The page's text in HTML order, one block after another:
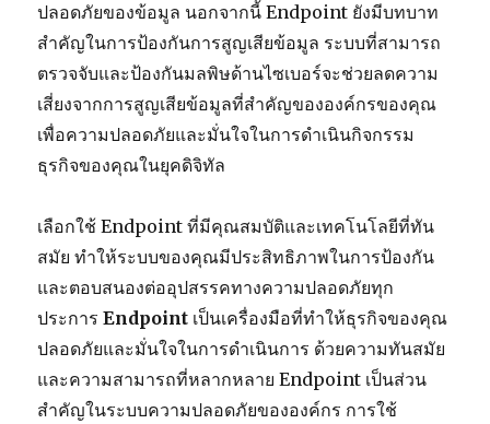
ปลอดภัยของข้อมูล นอกจากนี้ Endpoint ยังมีบทบาท
สำคัญในการป้องกันการสูญเสียข้อมูล ระบบที่สามารถ
ตรวจจับและป้องกันมลพิษด้านไซเบอร์จะช่วยลดความ
เสี่ยงจากการสูญเสียข้อมูลที่สำคัญขององค์กรของคุณ
เพื่อความปลอดภัยและมั่นใจในการดำเนินกิจกรรม
ธุรกิจของคุณในยุคดิจิทัล
เลือกใช้ Endpoint ที่มีคุณสมบัติและเทคโนโลยีที่ทัน
สมัย ทำให้ระบบของคุณมีประสิทธิภาพในการป้องกัน
และตอบสนองต่ออุปสรรคทางความปลอดภัยทุก
ประการEndpoint เป็นเครื่องมือที่ทำให้ธุรกิจของคุณ
ปลอดภัยและมั่นใจในการดำเนินการ ด้วยความทันสมัย
และความสามารถที่หลากหลาย Endpoint เป็นส่วน
สำคัญในระบบความปลอดภัยขององค์กร การใช้